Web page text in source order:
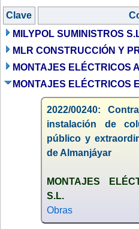
Clave
MILYPOL SUMINISTROS
MLR CONSTRUCCIÓN Y
MONTAJES ELÉCTRICOS
MONTAJES ELÉCTRICOS
2022/00240:
instalación de
público y
de Almanjáyar
MONTAJES
S.L.
Obras